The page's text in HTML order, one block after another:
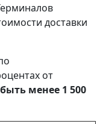
доставки
от
менее 1 500